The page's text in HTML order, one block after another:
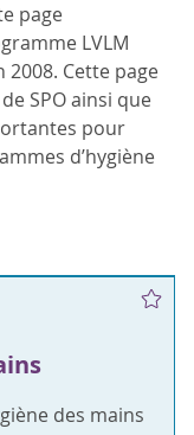
page
LVLM
2008. Cette page
SPO ainsi que
pour
d’hygiène
des mains